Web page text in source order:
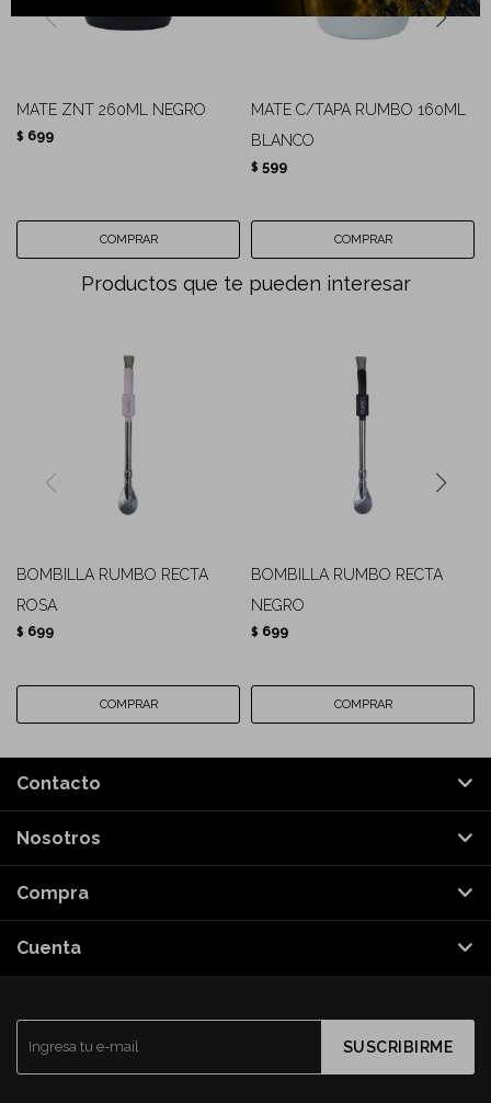
MATE ZNT 260ML NEGRO
$ 699
MATE C/TAPA RUMBO 160ML
BLANCO
$ 599
Productos que te pueden interesar
BOMBILLA RUMBO RECTA
ROSA
$ 699
BOMBILLA RUMBO RECTA
NEGRO
$ 699
SUSCRIBIRME
Contacto
Nosotros
Compra
Cuenta